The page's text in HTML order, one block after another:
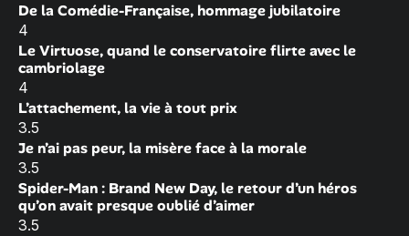
De la Comédie-Française, hommage jubilatoire
4
Le Virtuose, quand le conservatoire flirte avec le
cambriolage
4
L’attachement, la vie à tout prix
3.5
Je n’ai pas peur, la misère face à la morale
3.5
Spider-Man : Brand New Day, le retour d’un héros
qu’on avait presque oublié d’aimer
3.5